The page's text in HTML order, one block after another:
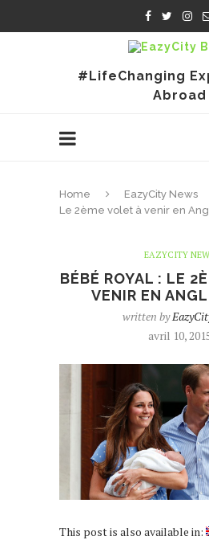
#LifeChanging
Abroad
Home EazyCity News
Le 2ème volet à venir en
EAZYCITY
BÉBÉ ROYAL : LE
VENIR EN
written by
avril 10,
This post is also available in: